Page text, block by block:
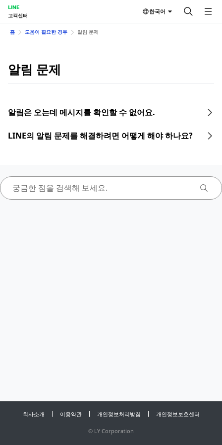
LINE
고객센터
한국어
홈 도움이 필요한 경우 알림 문제
알림 문제
알림은 오는데 메시지를 확인할 수 없어요.
LINE의 알림 문제를 해결하려면 어떻게 해야 하나요?
회사소개 이용약관 개인정보처리방침 개인정보보호센터
© LY Corporation